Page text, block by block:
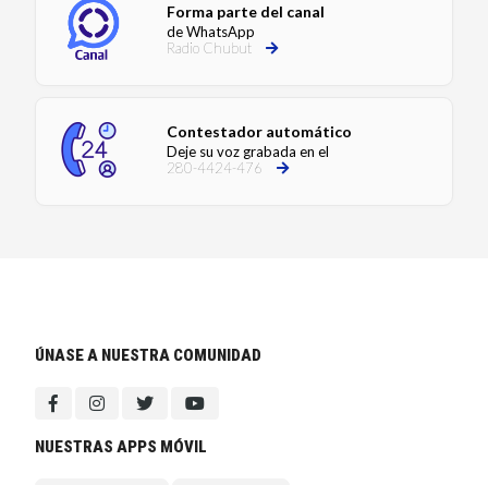
Forma parte del canal
de WhatsApp
Radio Chubut
Contestador automático
Deje su voz grabada en el
280-4424-476
ÚNASE A NUESTRA COMUNIDAD
NUESTRAS APPS MÓVIL